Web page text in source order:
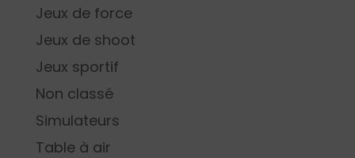
Jeux de force
Jeux de shoot
Jeux sportif
Non classé
Simulateurs
Table à air